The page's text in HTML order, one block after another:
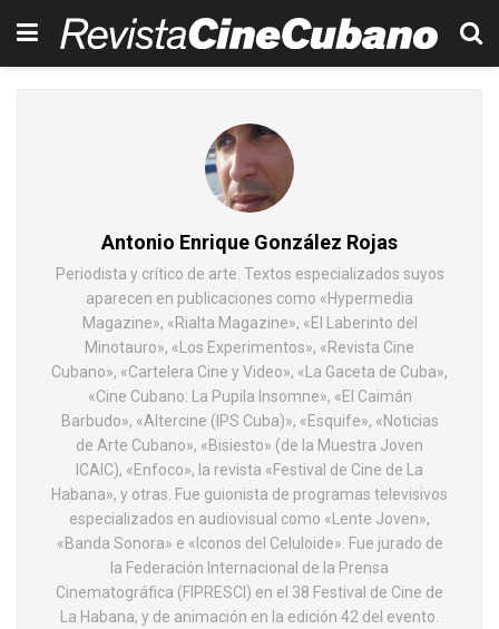
Antonio Enrique González Rojas
Periodista y crítico de arte. Textos especializados suyos
aparecen en publicaciones como «Hypermedia
Magazine», «Rialta Magazine», «El Laberinto del
Minotauro», «Los Experimentos», «Revista Cine
Cubano», «Cartelera Cine y Video», «La Gaceta de Cuba»,
«Cine Cubano: La Pupila Insomne», «El Caimán
Barbudo», «Altercine (IPS Cuba)», «Esquife», «Noticias
de Arte Cubano», «Bisiesto» (de la Muestra Joven
ICAIC), «Enfoco», la revista «Festival de Cine de La
Habana», y otras. Fue guionista de programas televisivos
especializados en audiovisual como «Lente Joven»,
«Banda Sonora» e «Iconos del Celuloide». Fue jurado de
la Federación Internacional de la Prensa
Cinematográfica (FIPRESCI) en el 38 Festival de Cine de
La Habana, y de animación en la edición 42 del evento.